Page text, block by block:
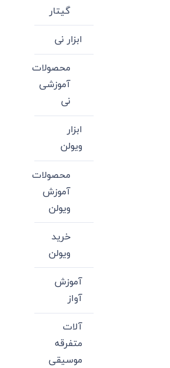
گیتار
ابزار نی
محصولات
آموزشی
نی
ابزار
ویولن
محصولات
آموزش
ویولن
خرید
ویولن
آموزش
آواز
آلات
متفرقه
موسیقی